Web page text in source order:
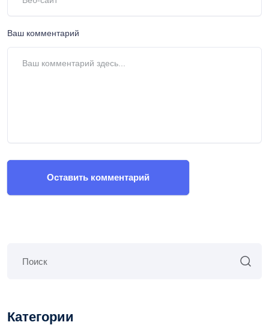
Ваш комментарий
Оставить комментарий
Категории